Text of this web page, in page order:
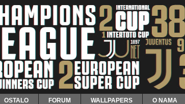
OSTALO FORUM WALLPAPERS O NAMA